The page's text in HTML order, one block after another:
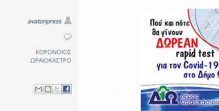
avatonpress
ΚΟΡΟΝΟΙΟΣ
ΩΡΑΙΟΚΑΣΤΡΟ